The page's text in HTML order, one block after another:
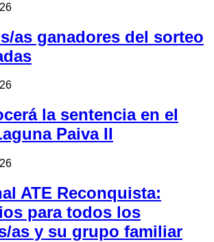
as ganadores del sorteo
la sentencia en el
Paiva II
ATE Reconquista:
para todos los
as y su grupo familiar